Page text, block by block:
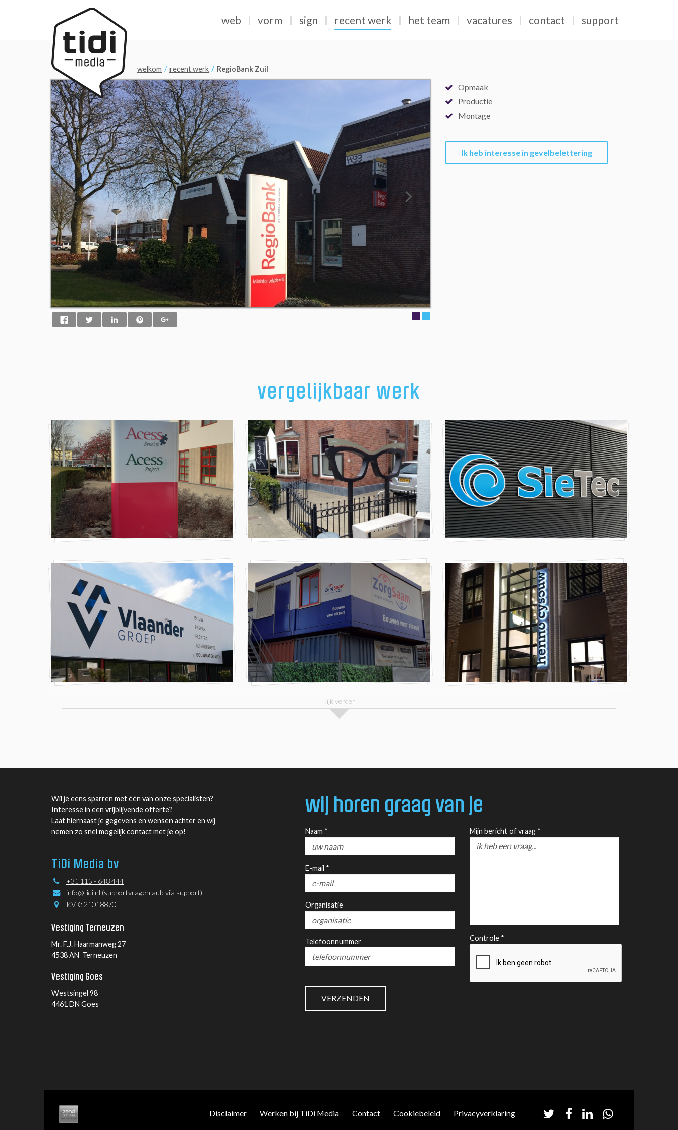
web vorm sign recent werk het team vacatures contact support
welkom recent werk RegioBank Zuil
Opmaak
Productie
Montage
Ik heb interesse in gevelbelettering
vergelijkbaar werk
kijk verder
Wil je eens sparren met één van onze specialisten?
Interesse in een vrijblijvende offerte?
Laat hiernaast je gegevens en wensen achter en wij
nemen zo snel mogelijk contact met je op!
TiDi Media bv
+31 115 - 648 444
info@tidi.nl (supportvragen aub via support)
KVK: 21018870
Vestiging Terneuzen
Mr. F.J. Haarmanweg 27
4538 AN Terneuzen
Vestiging Goes
Westsingel 98
4461 DN Goes
wij horen graag van je
Naam *
E-mail *
Organisatie
Telefoonnummer
Mijn bericht of vraag *
Controle *
Disclaimer Werken bij TiDi Media Contact Cookiebeleid Privacyverklaring